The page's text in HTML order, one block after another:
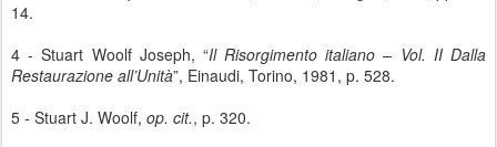
14.
4 - Stuart Woolf Joseph, “Il Risorgimento italiano – Vol. II Dalla
Restaurazione all’Unità”, Einaudi, Torino, 1981, p. 528.
5 - Stuart J. Woolf, op. cit., p. 320.